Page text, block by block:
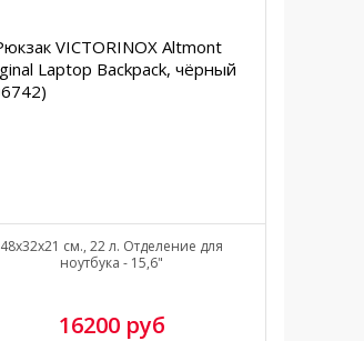
48x32x21 см., 22 л. Отделение для
ноутбука - 15,6"
16200 руб